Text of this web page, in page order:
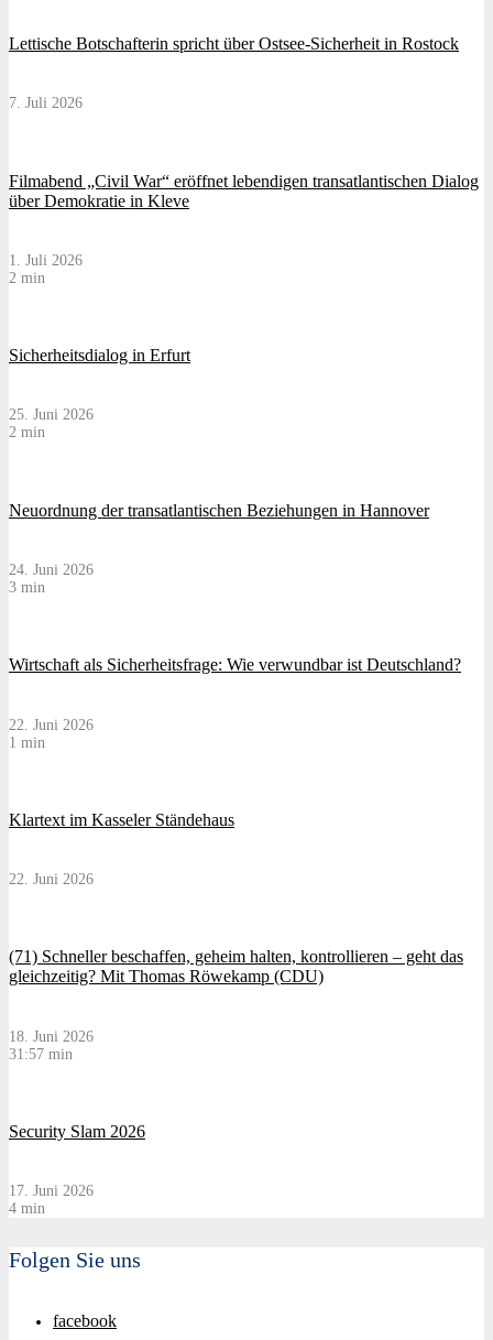
Lettische Botschafterin spricht über Ostsee-Sicherheit in Rostock
7. Juli 2026
Filmabend „Civil War“ eröffnet lebendigen transatlantischen Dialog
über Demokratie in Kleve
1. Juli 2026
2 min
Sicherheitsdialog in Erfurt
25. Juni 2026
2 min
Neuordnung der transatlantischen Beziehungen in Hannover
24. Juni 2026
3 min
Wirtschaft als Sicherheitsfrage: Wie verwundbar ist Deutschland?
22. Juni 2026
1 min
Klartext im Kasseler Ständehaus
22. Juni 2026
(71) Schneller beschaffen, geheim halten, kontrollieren – geht das
gleichzeitig? Mit Thomas Röwekamp (CDU)
18. Juni 2026
31:57 min
Security Slam 2026
17. Juni 2026
4 min
Folgen Sie uns
facebook